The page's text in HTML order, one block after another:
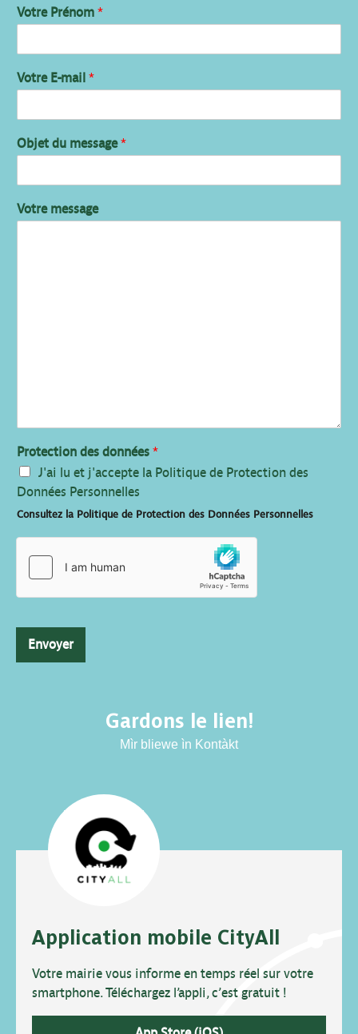
Votre Prénom *
Votre E-mail *
Objet du message*
Votre message
Protection des données *
J'ai lu et j'accepte la Politique de Protection des
Données Personnelles
Consultez la Politique de Protection des Données Personnelles
Envoyer
Gardons le lien!
Mìr bliewe ìn Kontàkt
Application mobile CityAll
Votre mairie vous informe en temps réel sur votre
smartphone. Téléchargez l’appli, c’est gratuit !